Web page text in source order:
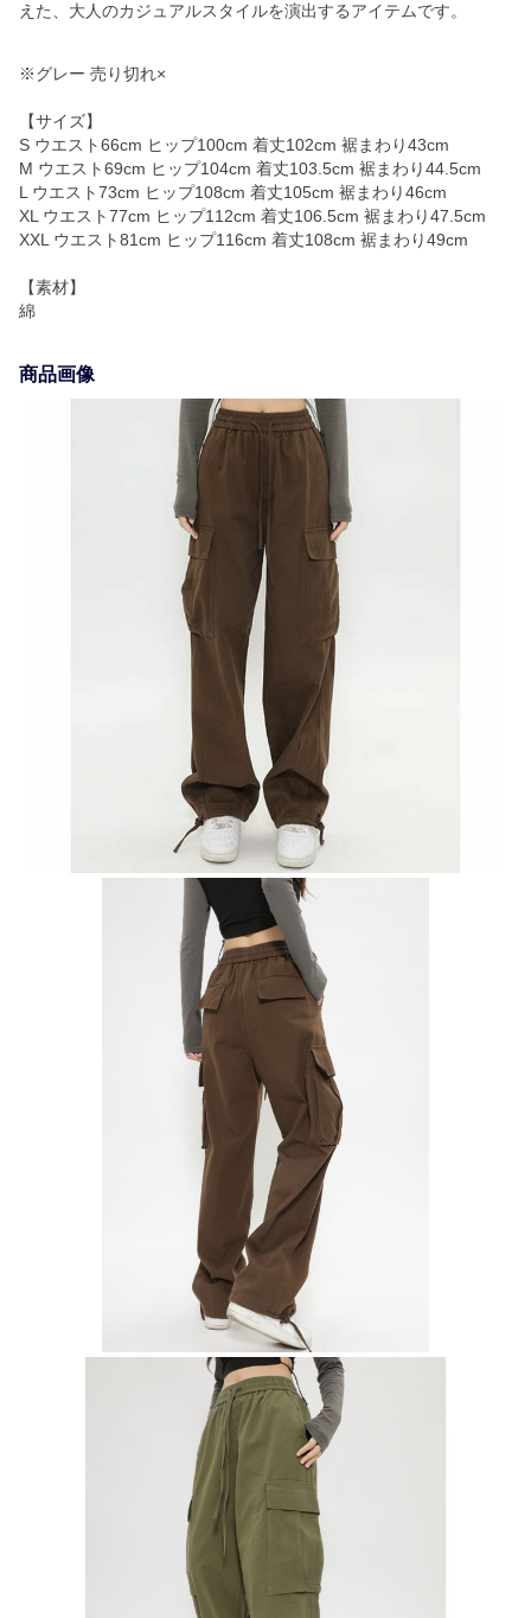
えた、大人のカジュアルスタイルを演出するアイテムです。
※グレー 売り切れ×
【サイズ】
S ウエスト66cm ヒップ100cm 着丈102cm 裾まわり43cm
M ウエスト69cm ヒップ104cm 着丈103.5cm 裾まわり44.5cm
L ウエスト73cm ヒップ108cm 着丈105cm 裾まわり46cm
XL ウエスト77cm ヒップ112cm 着丈106.5cm 裾まわり47.5cm
XXL ウエスト81cm ヒップ116cm 着丈108cm 裾まわり49cm
【素材】
綿
商品画像